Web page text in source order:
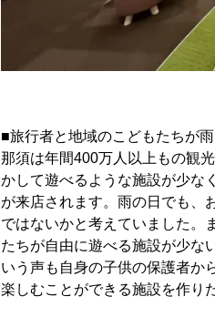
■旅行者と地域のこどもたちが
那須は年間400万人以上もの観
かして遊べるような施設が少な
が来店されます。雨の日でも、
ではないかと考えていました。
たちが自由に遊べる施設が少な
いう声も自身の子供の保護者か
楽しむことができる施設を作り